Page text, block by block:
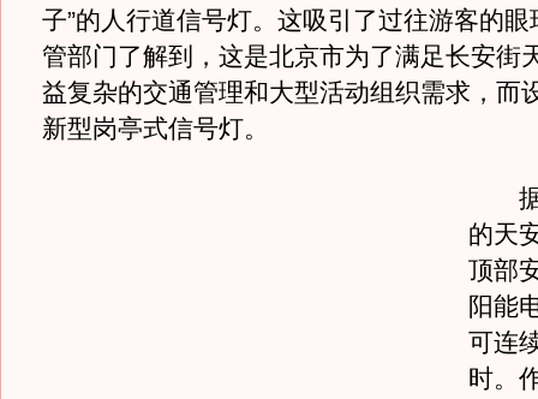
子”的人行道信号灯。这吸引了过往游客的
管部门了解到，这是北京市为了满足长安街
益复杂的交通管理和大型活动组织需求，而
新型岗亭式信号灯。
据
的天
顶部
阳能
可连
时。